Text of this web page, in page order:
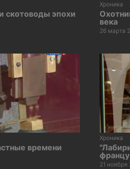
скотоводы эпохи
Хроника
века
26 марта
времени
Хроника
21 ноября